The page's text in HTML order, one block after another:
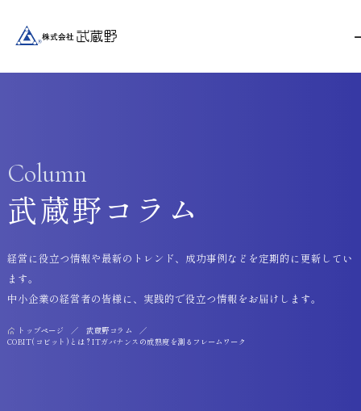
Column
武蔵野コラム
トップページ
武蔵野コラム
COBIT(コビット)とは？ITガバナンスの成熟度を測るフレームワーク
経営に役立つ情報や最新のトレンド、成功事例などを定期的に更新してい
ます。
中小企業の経営者の皆様に、実践的で役立つ情報をお届けします。